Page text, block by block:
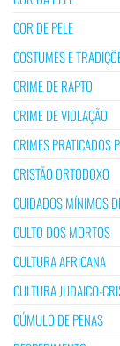
COR DE PELE
COSTUMES E
CRIME DE RAPTO
CRIME DE VIOLAÇÃO
CRIMES PRATICADOS
CRISTÃO ORTODOXO
CUIDADOS MÍNIMOS
CULTO DOS MORTOS
CULTURA AFRICANA
CULTURA JUDAICO-
CÚMULO DE PENAS